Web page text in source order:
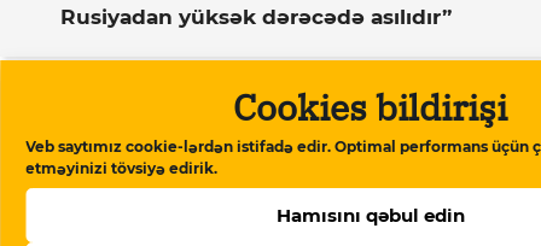
Cookies bildirişi
Veb saytımız cookie-lərdən istifadə edir. Optimal performans üçün
etməyinizi tövsiyə edirik.
Hamısını qəbul edin
Rusiyadan yüksək dərəcədə asılıdır”
Dəstək verin
məkanındakı alternativ səsidir! İşimizin